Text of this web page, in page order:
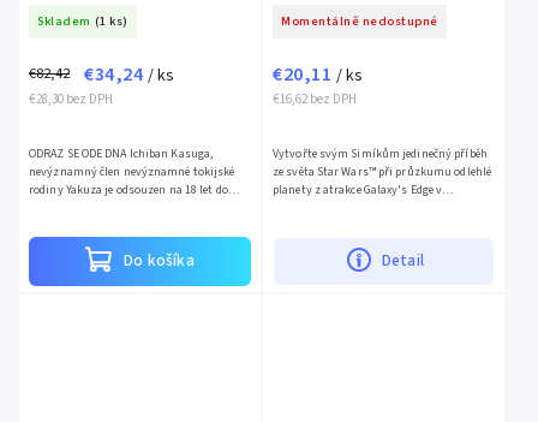
Skladem (1 ks)
€28,30 bez DPH
€82,42 €34,24/ ks
Do košíka
ODRAZ SE ODE DNA Ichiban Kasuga,
nevýznamný člen nevýznamné tokijské
rodiny Yakuza je odsouzen na 18 let do
Momentálně nedostupné
€16,62 bez DPH
€20,11 / ks
Detail
Vytvořte svým Simíkům jedinečný příběh
ze světa Star Wars™ při průzkumu odlehlé
planety z atrakce Galaxy's Edge v